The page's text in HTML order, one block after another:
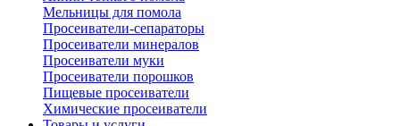
Мельницы для помола
Просеиватели-сепараторы
Просеиватели минералов
Просеиватели муки
Просеиватели порошков
Пищевые просеиватели
Химические просеиватели